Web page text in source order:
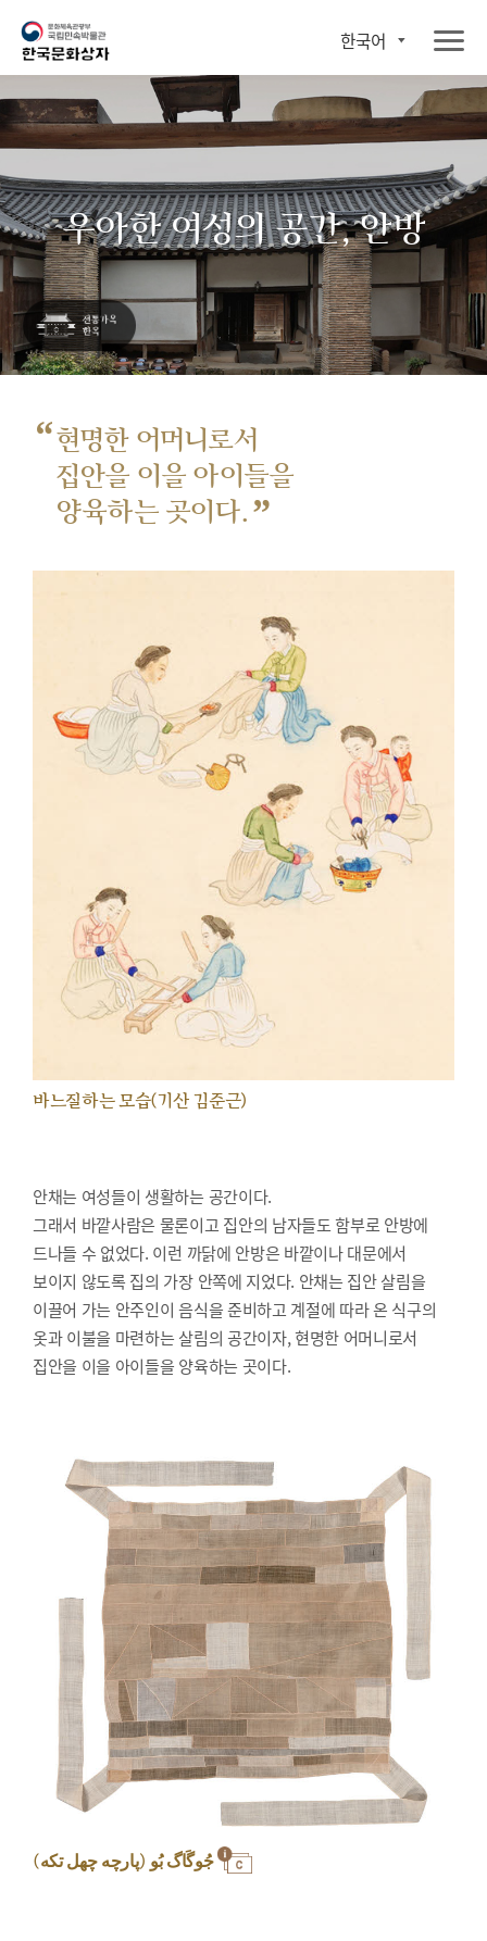
한국어
우아한 여성의 공간, 안방
“현명한 어머니로서
집안을 이을 아이들을
양육하는 곳이다. ”
바느질하는 모습(기산 김준근)
안채는 여성들이 생활하는 공간이다.
그래서 바깥사람은 물론이고 집안의 남자들도 함부로 안방에
드나들 수 없었다. 이런 까닭에 안방은 바깥이나 대문에서
보이지 않도록 집의 가장 안쪽에 지었다. 안채는 집안 살림을
이끌어 가는 안주인이 음식을 준비하고 계절에 따라 온 식구의
옷과 이불을 마련하는 살림의 공간이자, 현명한 어머니로서
집안을 이을 아이들을 양육하는 곳이다.
جُوگَاگ بُو (پارچه چهل تکه)